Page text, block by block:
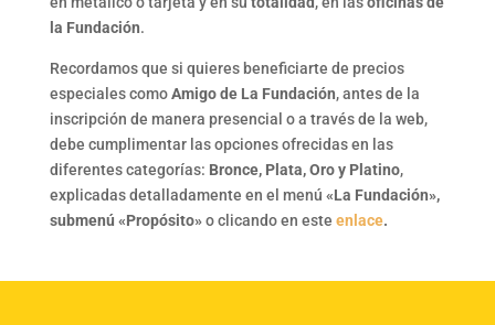
la Fundación.
Recordamos que si quieres beneficiarte de precios
especiales comoAmigo de La Fundación, antes de la
inscripción de manera presencial o a través de la web,
debe cumplimentar las opciones ofrecidas en las
diferentes categorías: Bronce, Plata, Oro y Platino,
explicadas detalladamente en el menú «La Fundación»,
submenú «Propósito»o clicando en este enlace.